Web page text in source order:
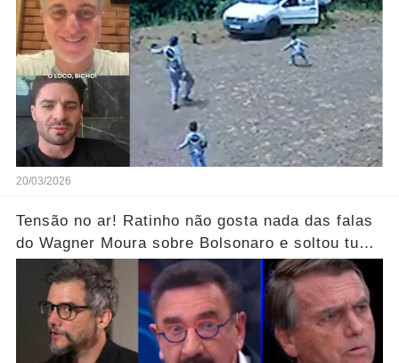
20/03/2026
Tensão no ar! Ratinho não gosta nada das falas
do Wagner Moura sobre Bolsonaro e soltou tudo
sem filtro.... Veja o vídeo